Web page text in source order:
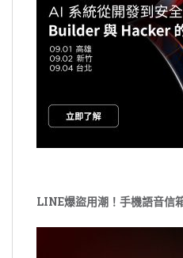
LINE爆盜用潮！手機語音信